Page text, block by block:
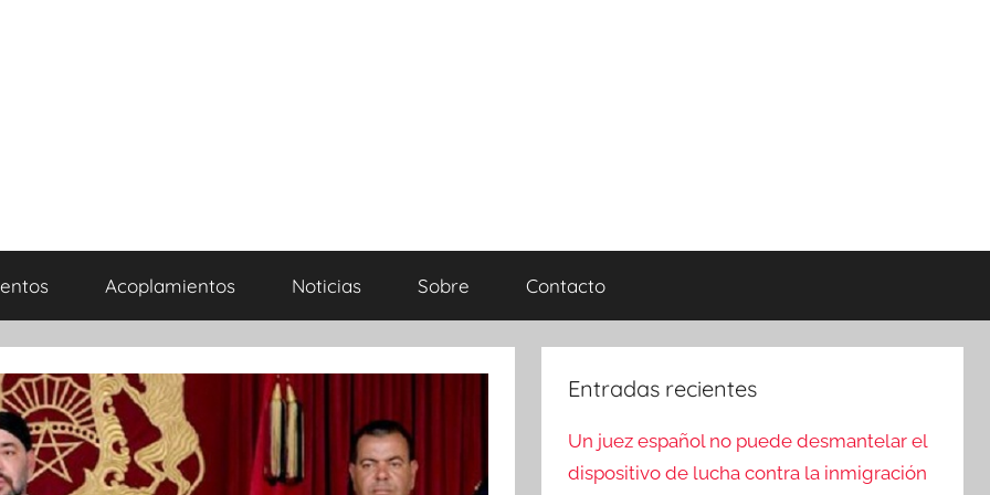
Acoplamientos Noticias Sobre Contacto
Entradas recientes
Un juez español no puede desmantelar el
dispositivo de lucha contra la inmigración